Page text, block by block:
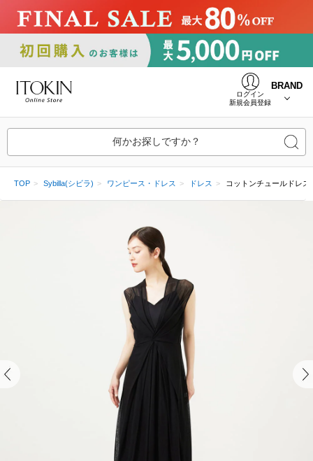
ログイン
新規会員登録
BRAND
何かお探しですか？
TOP Sybilla(シビラ) ワンピース・ドレス ドレス コットンチュールドレス